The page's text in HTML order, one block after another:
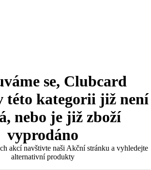
se, Clubcard
této kategorii již není
nebo je již zboží
vyprodáno
akcí navštivte naši Akční stránku a vyhledejte
alternativní produkty